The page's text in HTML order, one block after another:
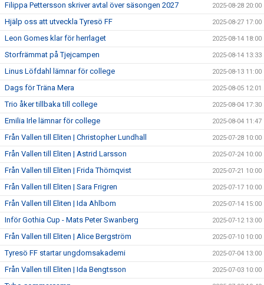
Filippa Pettersson skriver avtal över säsongen 2027 2025-08-28 20:00
Hjälp oss att utveckla Tyresö FF 2025-08-27 17:00
Leon Gomes klar för herrlaget 2025-08-14 18:00
Storfrämmat på Tjejcampen 2025-08-14 13:33
Linus Löfdahl lämnar för college 2025-08-13 11:00
Dags för Träna Mera 2025-08-05 12:01
Trio åker tillbaka till college 2025-08-04 17:30
Emilia Irle lämnar för college 2025-08-04 11:47
Från Vallen till Eliten | Christopher Lundhall 2025-07-28 10:00
Från Vallen till Eliten | Astrid Larsson 2025-07-24 10:00
Från Vallen till Eliten | Frida Thörnqvist 2025-07-21 10:00
Från Vallen till Eliten | Sara Frigren 2025-07-17 10:00
Från Vallen till Eliten | Ida Ahlbom 2025-07-14 15:00
Inför Gothia Cup - Mats Peter Swanberg 2025-07-12 13:00
Från Vallen till Eliten | Alice Bergström 2025-07-10 10:00
Tyresö FF startar ungdomsakademi 2025-07-04 13:00
Från Vallen till Eliten | Ida Bengtsson 2025-07-03 10:00